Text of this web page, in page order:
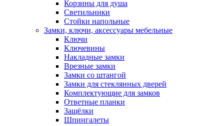
Корзины для душа
Светильники
Стойки напольные
Замки, ключи, аксессуары мебельные
Ключи
Ключевины
Накладные замки
Врезные замки
Замки со штангой
Замки для стеклянных дверей
Комплектующие для замков
Ответные планки
Защёлки
Шпингалеты